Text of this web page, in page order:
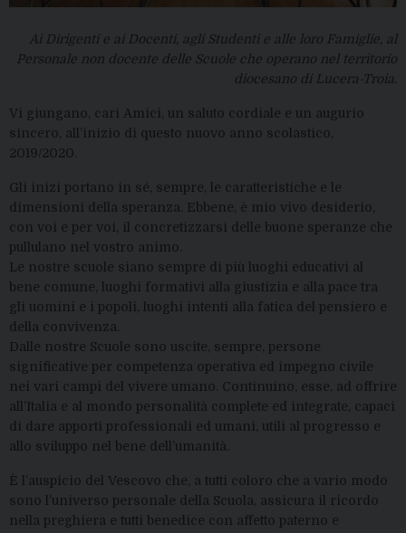
Ai Dirigenti e ai Docenti, agli Studenti e alle loro Famiglie, al
Personale non docente delle Scuole che operano nel territorio
diocesano di Lucera-Troia.
Vi giungano, cari Amici, un saluto cordiale e un augurio
sincero, all’inizio di questo nuovo anno scolastico,
2019/2020.
Gli inizi portano in sé, sempre, le caratteristiche e le
dimensioni della speranza. Ebbene, è mio vivo desiderio,
con voi e per voi, il concretizzarsi delle buone speranze che
pullulano nel vostro animo.
Le nostre scuole siano sempre di più luoghi educativi al
bene comune, luoghi formativi alla giustizia e alla pace tra
gli uomini e i popoli, luoghi intenti alla fatica del pensiero e
della convivenza.
Dalle nostre Scuole sono uscite, sempre, persone
significative per competenza operativa ed impegno civile
nei vari campi del vivere umano. Continuino, esse, ad offrire
all’Italia e al mondo personalità complete ed integrate, capaci
di dare apporti professionali ed umani, utili al progresso e
allo sviluppo nel bene dell’umanità.
È l’auspicio del Vescovo che, a tutti coloro che a vario modo
sono l’universo personale della Scuola, assicura il ricordo
nella preghiera e tutti benedice con affetto paterno e